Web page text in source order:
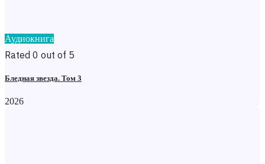
Аудиокнига
Rated 0 out of 5
Бледная звезда. Том 3
2026